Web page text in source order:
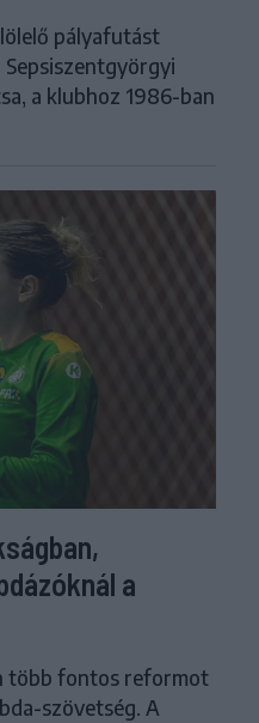
pályafutást
a klubhoz 1986-ban
a
több fontos reformot
szövetség. A